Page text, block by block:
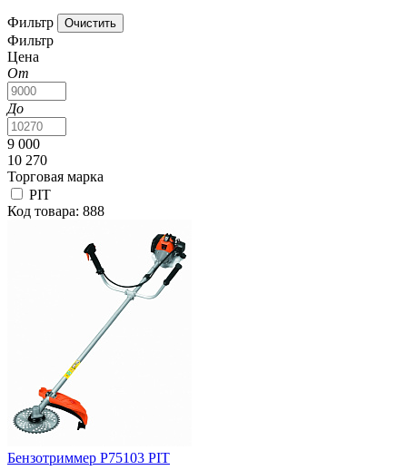
Фильтр
Фильтр
Цена
От
До
9 000
10 270
Торговая марка
PIT
Код товара: 888
Бензотриммер P75103 PIT